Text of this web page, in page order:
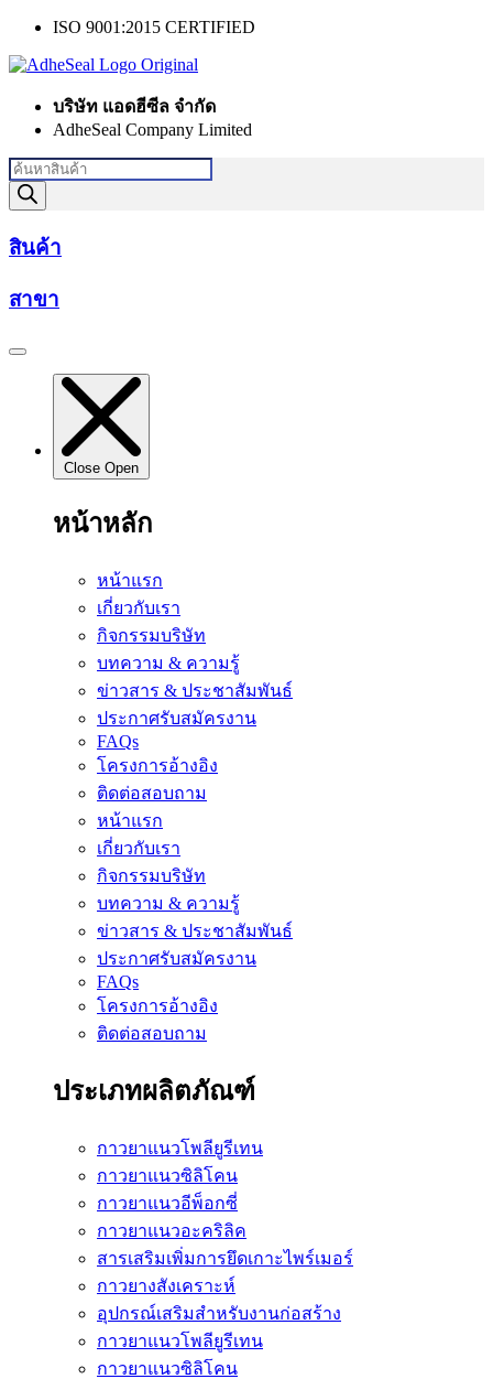
Skip
content
ISO 9001:2015 CERTIFIED
บริษัท แอดฮีซีล จำกัด
AdheSeal Company Limited
Products
search
สินค้า
สาขา
Close Open
หน้าหลัก
หน้าแรก
เกี่ยวกับเรา
กิจกรรมบริษัท
บทความ & ความรู้
ข่าวสาร & ประชาสัมพันธ์
ประกาศรับสมัครงาน
FAQs
โครงการอ้างอิง
ติดต่อสอบถาม
หน้าแรก
เกี่ยวกับเรา
กิจกรรมบริษัท
บทความ & ความรู้
ข่าวสาร & ประชาสัมพันธ์
ประกาศรับสมัครงาน
FAQs
โครงการอ้างอิง
ติดต่อสอบถาม
ประเภทผลิตภัณฑ์
กาวยาแนวโพลียูรีเทน
กาวยาแนวซิลิโคน
กาวยาแนวอีพ็อกซี่
กาวยาแนวอะคริลิค
สารเสริมเพิ่มการยึดเกาะไพร์เมอร์
กาวยางสังเคราะห์
อุปกรณ์เสริมสำหรับงานก่อสร้าง
กาวยาแนวโพลียูรีเทน
กาวยาแนวซิลิโคน